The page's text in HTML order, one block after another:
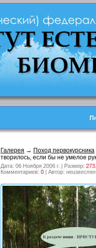
Галерея → Поход первокурсника
творилось, если бы не умелое
Дата: 06 Ноября 2006 г. | Размер:
Комментариев: 0 | Автор: